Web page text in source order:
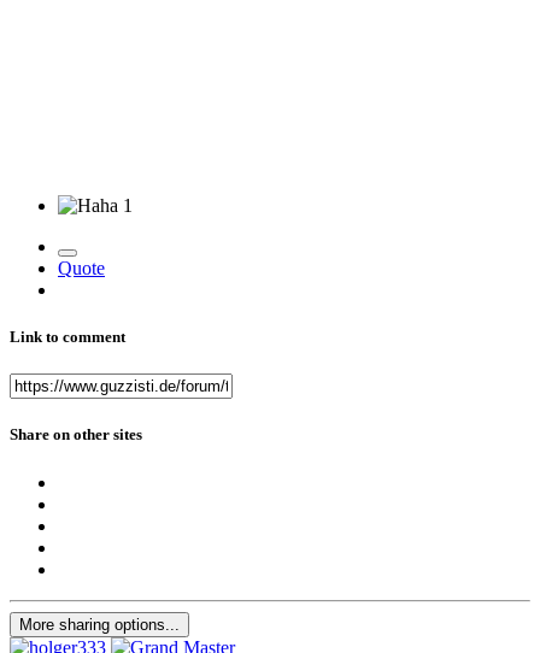
1
Quote
Link to comment
Share on other sites
More sharing options...